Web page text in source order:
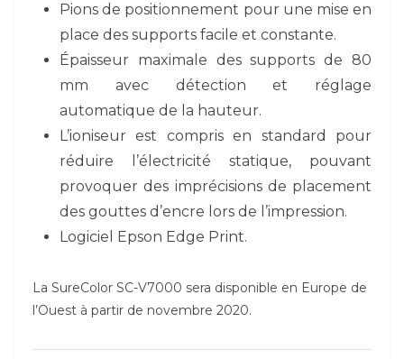
Pions de positionnement pour une mise en
place des supports facile et constante.
Épaisseur maximale des supports de 80
mm avec détection et réglage
automatique de la hauteur.
L’ioniseur est compris en standard pour
réduire l’électricité statique, pouvant
provoquer des imprécisions de placement
des gouttes d’encre lors de l’impression.
Logiciel Epson Edge Print.
La SureColor SC-V7000 sera disponible en Europe de
l’Ouest à partir de novembre 2020.